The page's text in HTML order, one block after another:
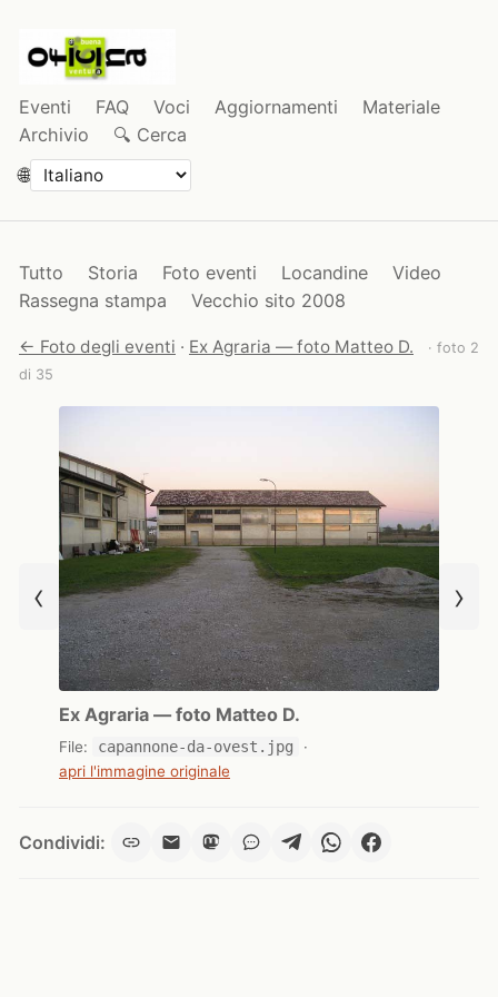
Eventi FAQ Voci Aggiornamenti
Materiale
Archivio
🔍 Cerca
🌐
Tutto Storia Foto eventi Locandine
Video
Rassegna stampa
Vecchio sito 2008
← Foto degli eventi · Ex Agraria — foto Matteo D.
· foto 2
di 35
‹
Ex Agraria — foto Matteo D.
File: capannone-da-ovest.jpg
·
apri l'immagine originale
›
Condividi: